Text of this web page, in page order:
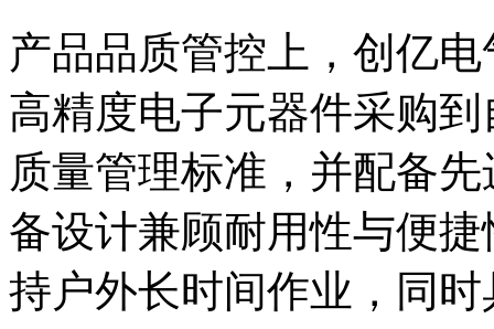
产品品质管控上，创亿
高精度电子元器件采购
质量管理标准，并配备
备设计兼顾耐用性与便
持户外长时间作业，同